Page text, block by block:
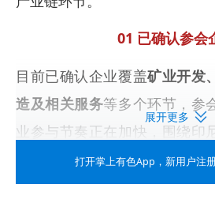
01 已确认参会
目前已确认企业覆盖矿业开发
造及相关服务等多个环节，参
业参与节奏正在加快，围绕印
的对接需求逐步升温。
展开更多
打开掌上有色App ，新用户注